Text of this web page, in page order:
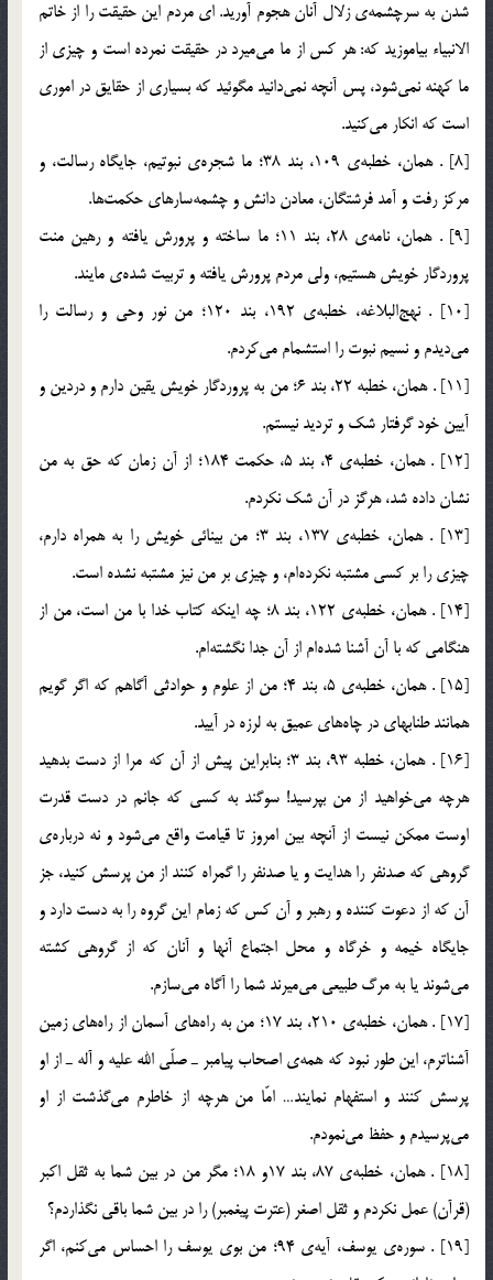
شدن به سرچشمه‌ي زلال آنان هجوم آوريد. اي مردم اين حقيقت را از خاتم
الانبياء بياموزيد كه: هر كس از ما مي‌ميرد در حقيقت نمرده است و چيزي از
ما كهنه نمي‌شود، پس آنچه نمي‌دانيد مگوئيد كه بسياري از حقايق در اموري
است كه انكار مي‌كنيد.
[8] . همان، خطبه‌ي 109، بند 38؛ ما شجره‌ي نبوتيم، جايگاه رسالت، و
مركز رفت و آمد فرشتگان، معادن دانش و چشمه‌سارهاي حكمت‌ها.
[9] . همان، نامه‌ي 28، بند 11؛ ما ساخته و پرورش يافته و رهين منت
پروردگار خويش هستيم، ولي مردم پرورش يافته و تربيت شده‌ي مايند.
[10] . نهج‎البلاغه، خطبه‌ي 192، بند 120؛ من نور وحي و رسالت را
مي‌ديدم و نسيم نبوت را استشمام مي‌كردم.
[11] . همان، خطبه 22، بند 6؛ من به پروردگار خويش يقين دارم و دردين و
آيين خود گرفتار شك و ترديد نيستم.
[12] . همان، خطبه‌ي 4، بند 5، حكمت 184؛ از آن زمان كه حق به من
نشان داده شد، هرگز در آن شك نكردم.
[13] . همان، خطبه‌ي 137، بند 3؛ من بينائي خويش را به همراه دارم،
چيزي را بر كسي مشتبه نكرده‌ام، و چيزي بر من نيز مشتبه نشده است.
[14] . همان، خطبه‌ي 122، بند 8؛ چه اينكه كتاب خدا با من است، من از
هنگامي كه با آن آشنا شده‌ام از آن جدا نگشته‌ام.
[15] . همان، خطبه‌ي 5، بند 4؛ من از علوم و حوادثي آگاهم كه اگر گويم
همانند طنابهاي در چاه‌هاي عميق به لرزه در آييد.
[16] . همان، خطبه 93، بند 3؛ بنابراين پيش از آن كه مرا از دست بدهيد
هرچه مي‌خواهيد از من بپرسيد! سوگند به كسي كه جانم در دست قدرت
اوست ممكن نيست از آنچه بين امروز تا قيامت واقع مي‌شود و نه درباره‌ي
گروهي كه صدنفر را هدايت و يا صدنفر را گمراه كنند از من پرسش كنيد، جز
آن كه از دعوت كننده و رهبر و آن كس كه زمام اين گروه را به دست دارد و
جايگاه خيمه و خرگاه و محل اجتماع آنها و آنان كه از گروهي كشته
مي‌شوند يا به مرگ طبيعي مي‌ميرند شما را آگاه مي‌سازم.
[17] . همان، خطبه‌ي 210، بند 17؛ من به راه‌هاي آسمان از راه‌هاي زمين
آشناترم، اين طور نبود كه همه‌ي اصحاب پيامبر ـ صلّي الله عليه و آله ـ از او
پرسش كنند و استفهام نمايند… امّا من هرچه از خاطرم مي‌گذشت از او
مي‌پرسيدم و حفظ مي‌نمودم.
[18] . همان، خطبه‌ي 87، بند 17و 18؛ مگر من در بين شما به ثقل اكبر
(قرآن) عمل نكردم و ثقل اصغر (عترت پيغمبر) را در بين شما باقي نگذاردم؟
[19] . سوره‌ي يوسف، آيه‌ي 94؛ من بوي يوسف را احساس مي‌كنم، اگر